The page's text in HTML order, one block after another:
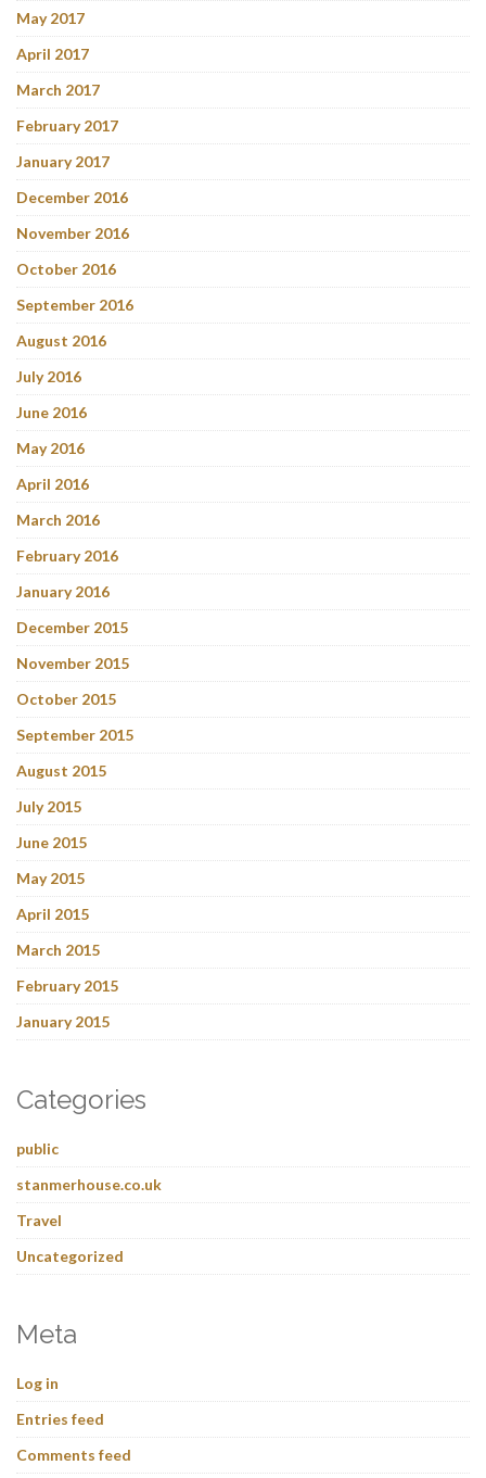
May 2017
April 2017
March 2017
February 2017
January 2017
December 2016
November 2016
October 2016
September 2016
August 2016
July 2016
June 2016
May 2016
April 2016
March 2016
February 2016
January 2016
December 2015
November 2015
October 2015
September 2015
August 2015
July 2015
June 2015
May 2015
April 2015
March 2015
February 2015
January 2015
Categories
public
stanmerhouse.co.uk
Travel
Uncategorized
Meta
Log in
Entries feed
Comments feed